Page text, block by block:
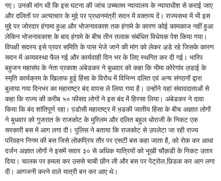
गए। उनकी मांग थी कि इस घटना की जांच उच्चतम न्यायालय के न्यायाधीश से कराई जाए
और दलितों पर अत्याचार के मुद्दे पर प्रधानमंत्री सदन में वक्तव्य दें। राज्यसभा में भी इस
मुद्दे पर जोरदार हंगामा हुआ और भोजनावकाश तक हंगामे के कारण कोई कामकाज नहीं हुआ
लेकिन भोजनावकाश के बाद हंगामे के बीच तीन तलाक संबंधित विधेयक पेश किया गया।
विपक्षी सदस्य इसे प्रवर समिति के पास भेजे जाने की मांग को लेकर अ़डे रहे जिसके कारण
सदन में अव्यवस्था फैल गई और कार्यवाही दिन भर के लिए स्थगित कर दी गई। भारिप
बहुजन महासंघ के नेता प्रकाश अंबेडकर ने बुधवार को कहा कि भीमा कोरेगांव ल़डाई के
स्मृति कार्यक्रम के खिलाफ हुई हिंसा के विरोध में विभिन्न दलित एवं अन्य संगठनों द्वारा
बुलाया गया दिनभर का महाराष्ट्र बंद वापस ले लिया गया है। उन्होंने यहां संवाददाताओं से
कहा कि राज्य की करीब ५० फीसद लोगों ने इस बंद में हिस्सा लिया। अंबेडकर ने दावा
किया कि बंद शांतिपूर्ण रहा। प़डोसी महाराष्ट्र में भ़डकी जातीय हिंसा के बीच अज्ञात लोगों
ने बुधवार को गुजरात के राजकोट के मुस्लिम और दलित बहुल धोराजी के निकट एक
सरकारी बस में आग लगा दी। पुलिस ने बताया कि राजकोट से उपलेटा जा रही राज्य
परिवहन निगम की बस जिसे लोकप्रिय तौर पर एसटी बस कहा जाता है, को रोक कर आधा
दर्जन अज्ञात लोगों ने इसमें सवार ३० से अधिक यात्रियों को भूखी चौक़डी के निकट उतार
दिया। चालक पर हमला कर उससे चाबी छीन ली और बस पर पेट्रोल छि़डक कर आग लगा
दी। आगजनी करने वाले यात्री बन कर आए थे।